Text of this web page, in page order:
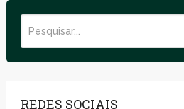
REDES SOCIAIS